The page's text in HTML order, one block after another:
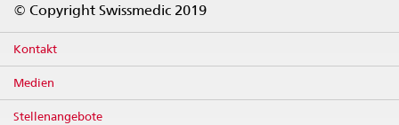
© Copyright Swissmedic 2019
Kontakt
Medien
Stellenangebote